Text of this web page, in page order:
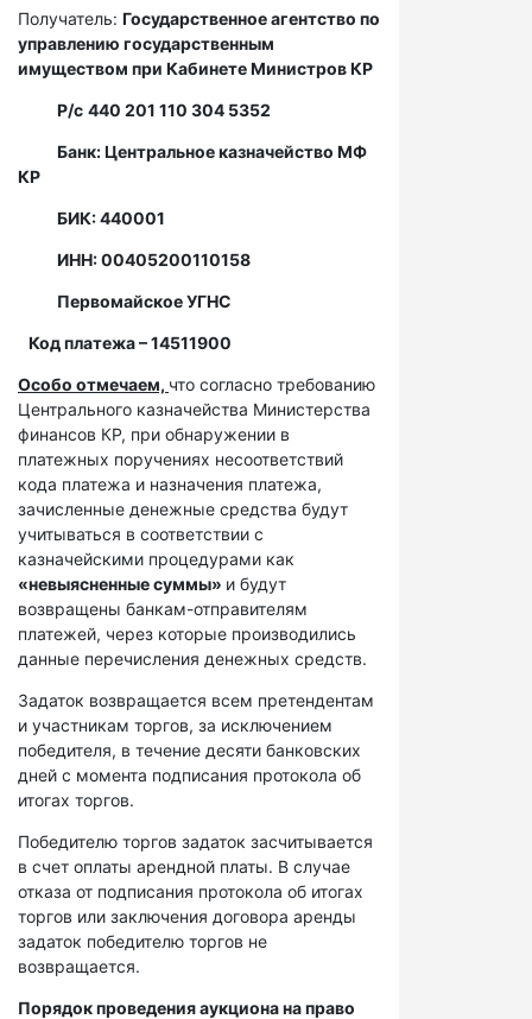
Получатель: Государственное агентство по
управлению государственным
имуществом при Кабинете Министров КР
Р/с 440 201 110 304 5352
Банк: Центральное казначейство МФ
КР
БИК: 440001
ИНН: 00405200110158
Первомайское УГНС
Код платежа – 14511900
Особо отмечаем, что согласно требованию
Центрального казначейства Министерства
финансов КР, при обнаружении в
платежных поручениях несоответствий
кода платежа и назначения платежа,
зачисленные денежные средства будут
учитываться в соответствии с
казначейскими процедурами как
«невыясненные суммы» и будут
возвращены банкам-отправителям
платежей, через которые производились
данные перечисления денежных средств.
Задаток возвращается всем претендентам
и участникам торгов, за исключением
победителя, в течение десяти банковских
дней с момента подписания протокола об
итогах торгов.
Победителю торгов задаток засчитывается
в счет оплаты арендной платы. В случае
отказа от подписания протокола об итогах
торгов или заключения договора аренды
задаток победителю торгов не
возвращается.
Порядок проведения аукциона на право